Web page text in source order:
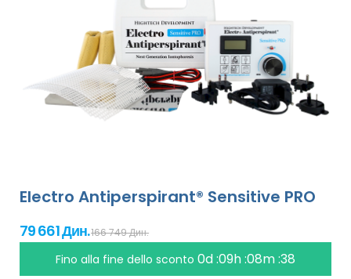
Electro Antiperspirant® Sensitive PRO
79 661 Дин.166 749 Дин.
Fino alla fine dello sconto 0d :09h :08m :38